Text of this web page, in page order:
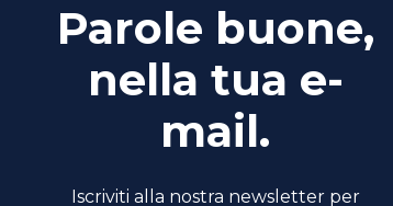
Parole buone,
nella tua e-
mail.
Iscriviti alla nostra newsletter per